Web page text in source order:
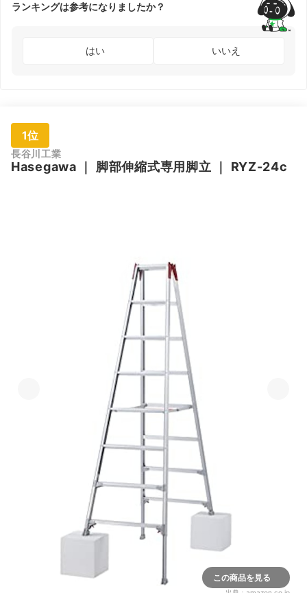
ランキングは参考になりましたか？
はい いいえ
1位
長谷川工業
Hasegawa ｜ 脚部伸縮式専用脚立 ｜ RYZ-24c
この商品を見る